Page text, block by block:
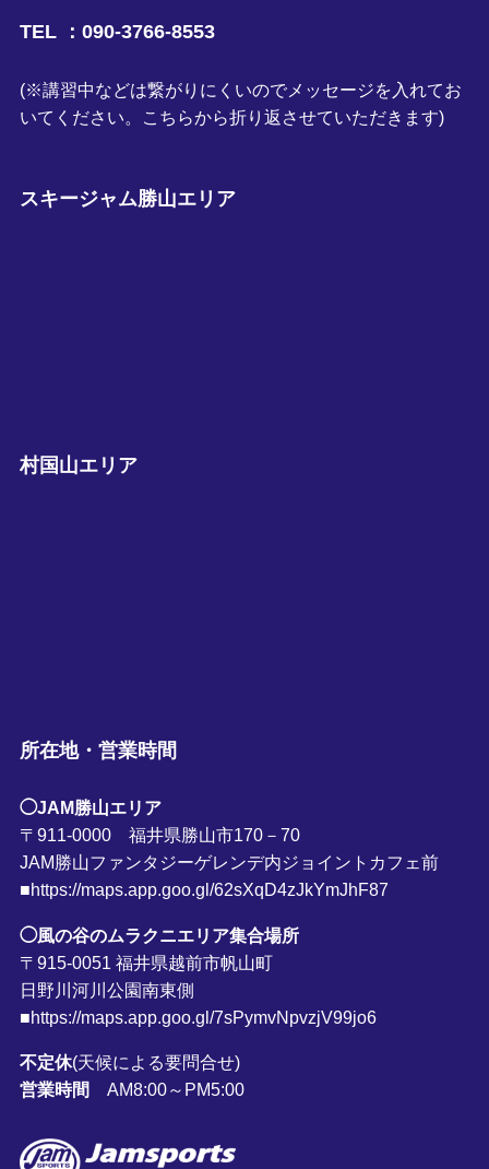
TEL ：090-3766-8553
(※講習中などは繋がりにくいのでメッセージを入れてお
いてください。こちらから折り返させていただきます)
スキージャム勝山エリア
村国山エリア
所在地・営業時間
◯JAM勝山エリア
〒911-0000 福井県勝山市170－70
JAM勝山ファンタジーゲレンデ内ジョイントカフェ前
■https://maps.app.goo.gl/62sXqD4zJkYmJhF87
◯風の谷のムラクニエリア集合場所
〒915-0051 福井県越前市帆山町
日野川河川公園南東側
■https://maps.app.goo.gl/7sPymvNpvzjV99jo6
不定休(天候による要問合せ)
営業時間
AM8:00～PM5:00